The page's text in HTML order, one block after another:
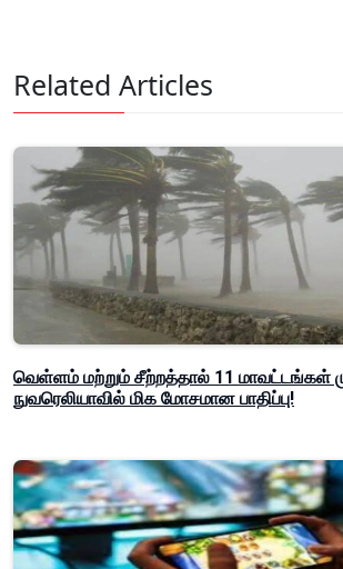
Related Articles
வெள்ளம் மற்றும் சீற்றத்தால் 11 மாவட்டங்கள்
நுவரெலியாவில் மிக மோசமான பாதிப்பு!